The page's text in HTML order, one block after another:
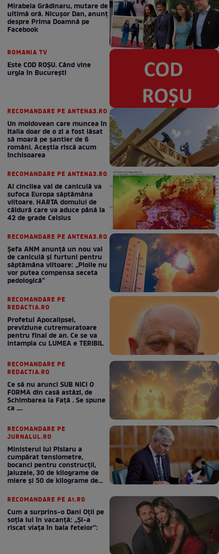
Mirabela Grădinaru, mutare de
ultimă oră. Nicuşor Dan, anunţ
despre Prima Doamnă pe
Facebook
ROMANIA TV
Este COD ROŞU. Când vine
urgia în Bucureşti
RECOMANDARE PE ANTENA3.RO
Un moldovean care muncea în
Italia doar de o zi a fost lăsat
să moară pe şantier de 6
români. Aceștia riscă acum
închisoarea
RECOMANDARE PE ANTENA3.RO
Al cincilea val de caniculă va
sufoca Europa săptămâna
viitoare. HARTA domului de
căldură care va aduce până la
42 de grade Celsius
RECOMANDARE PE ANTENA3.RO
Șefa ANM anunță un nou val
de caniculă și furtuni pentru
săptămâna viitoare: „Ploile nu
vor putea compensa seceta
pedologică”
RECOMANDARE PE
REDACTIA.RO
Profetul Apocalipsei,
previziune cutremuratoare
pentru final de an. Ce se va
intampla cu LUMEA e TERIBIL
RECOMANDARE PE
REDACTIA.RO
Ce să nu arunci SUB NICI O
FORMA din casă astăzi, de
Schimbarea la Față . Se spune
ca ....
RECOMANDARE PE
JURNALUL.RO
Ministerul lui Pîslaru a
cumpărat tensiometre,
bocanci pentru construcții,
jaluzele, 30 de kilograme de
miere și 50 de kilograme de
RECOMANDARE PE A1.RO
Cum a surprins-o Dani Oțil pe
soția lui în vacanță: „Și-a
riscat viața în baia fetelor”: